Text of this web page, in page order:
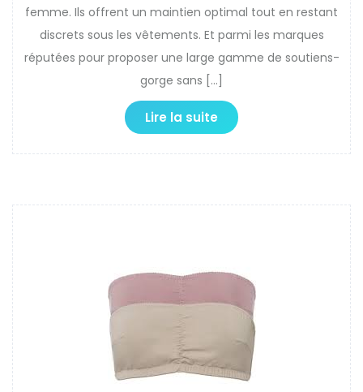
femme. Ils offrent un maintien optimal tout en restant
discrets sous les vêtements. Et parmi les marques
réputées pour proposer une large gamme de soutiens-
gorge sans […]
Lire la suite